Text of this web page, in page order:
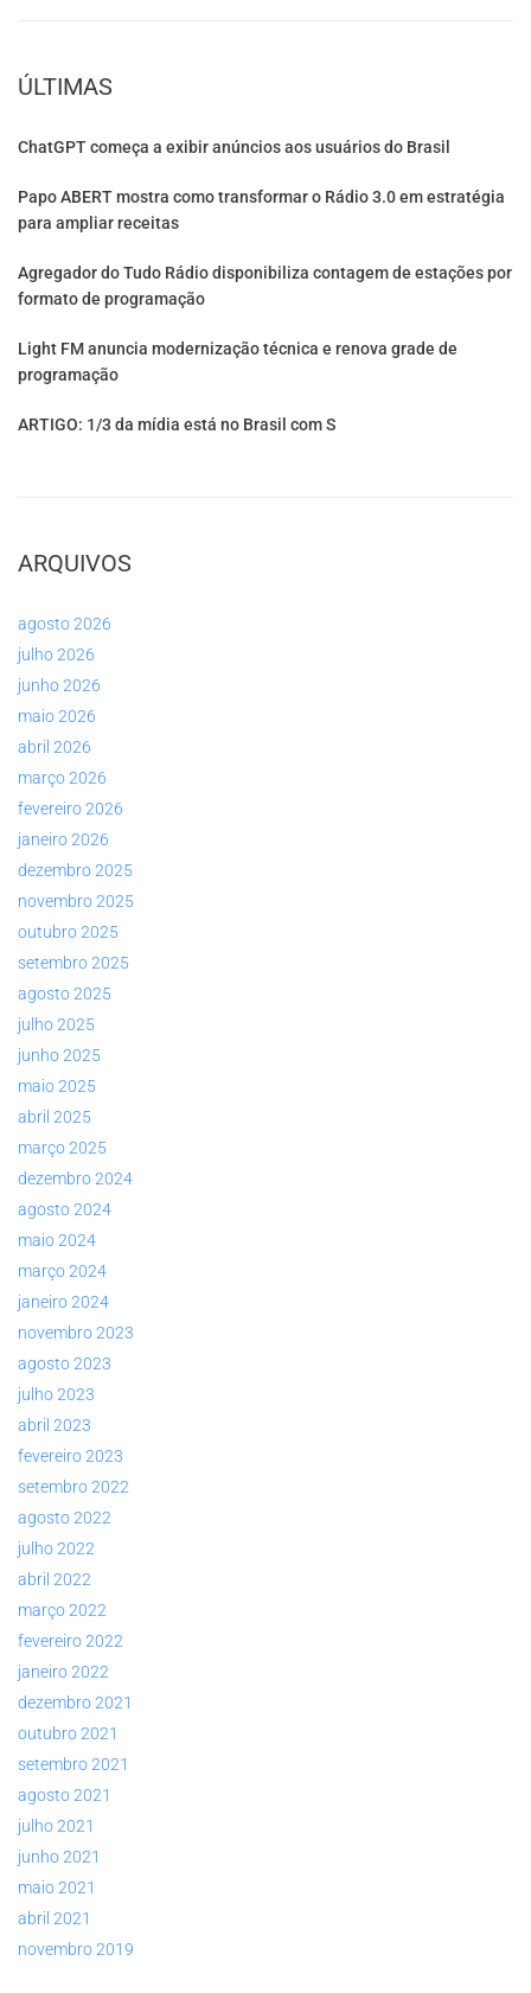
ÚLTIMAS
ChatGPT começa a exibir anúncios aos usuários do Brasil
Papo ABERT mostra como transformar o Rádio 3.0 em estratégia
para ampliar receitas
Agregador do Tudo Rádio disponibiliza contagem de estações por
formato de programação
Light FM anuncia modernização técnica e renova grade de
programação
ARTIGO: 1/3 da mídia está no Brasil com S
ARQUIVOS
agosto 2026
julho 2026
junho 2026
maio 2026
abril 2026
março 2026
fevereiro 2026
janeiro 2026
dezembro 2025
novembro 2025
outubro 2025
setembro 2025
agosto 2025
julho 2025
junho 2025
maio 2025
abril 2025
março 2025
dezembro 2024
agosto 2024
maio 2024
março 2024
janeiro 2024
novembro 2023
agosto 2023
julho 2023
abril 2023
fevereiro 2023
setembro 2022
agosto 2022
julho 2022
abril 2022
março 2022
fevereiro 2022
janeiro 2022
dezembro 2021
outubro 2021
setembro 2021
agosto 2021
julho 2021
junho 2021
maio 2021
abril 2021
novembro 2019